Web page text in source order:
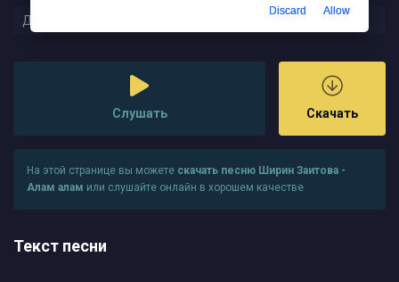
Дата релиза:
Слушать Скачать
На этой странице вы можете скачать песню Ширин Заитова -
Алам алам или слушайте онлайн в хорошем качестве
Текст песни
Discard Allow